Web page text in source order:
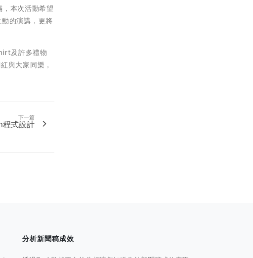
本次活動希望
的演講，更將
及許多禮物
與大家同樂，
下一篇
程式設計
分析新聞稿成效